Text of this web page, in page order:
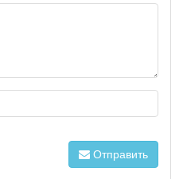
Отправить